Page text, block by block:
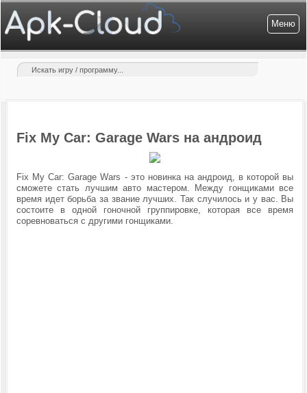
Меню
Fix My Car: Garage Wars на андроид
Fix My Car: Garage Wars - это новинка на андроид, в которой вы
сможете стать лучшим авто мастером. Между гонщиками все
время идет борьба за звание лучших. Так случилось и у вас. Вы
состоите в одной гоночной группировке, которая все время
соревноваться с другими гонщиками.